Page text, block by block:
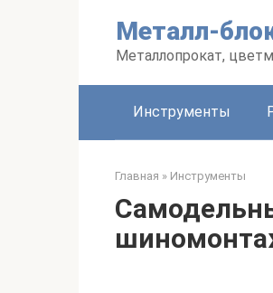
Металл-
Металлопрокат,
Инструменты
Главная » Инструменты